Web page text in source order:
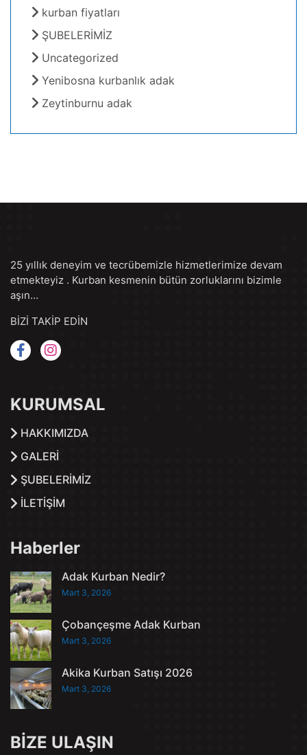
kurban fiyatları
ŞUBELERİMİZ
Uncategorized
Yenibosna kurbanlık adak
Zeytinburnu adak
25 yıllık deneyim ve tecrübemizle hizmetlerimize devam
etmekteyiz . Kurban kesmenin bütün zorluklarını bizimle
aşın…
BİZİ TAKİP EDİN
KURUMSAL
HAKKIMIZDA
GALERİ
ŞUBELERİMİZ
İLETİŞİM
Haberler
Adak Kurban Nedir?
Mart 3, 2026
Çobançeşme Adak Kurban
Mart 3, 2026
Akika Kurban Satışı 2026
Mart 3, 2026
BİZE ULAŞIN